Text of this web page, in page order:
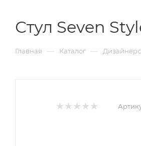
Стул Seven
Главная — Каталог —